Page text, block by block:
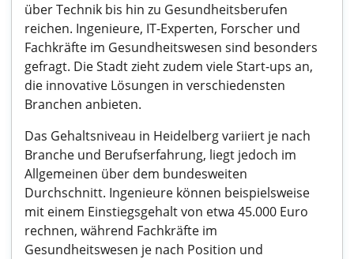
über Technik bis hin zu Gesundheitsberufen
reichen. Ingenieure, IT-Experten, Forscher und
Fachkräfte im Gesundheitswesen sind besonders
gefragt. Die Stadt zieht zudem viele Start-ups an,
die innovative Lösungen in verschiedensten
Branchen anbieten.
Das Gehaltsniveau in Heidelberg variiert je nach
Branche und Berufserfahrung, liegt jedoch im
Allgemeinen über dem bundesweiten
Durchschnitt. Ingenieure können beispielsweise
mit einem Einstiegsgehalt von etwa 45.000 Euro
rechnen, während Fachkräfte im
Gesundheitswesen je nach Position und